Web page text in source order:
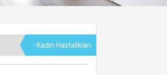
- Kadın Hastalıkları